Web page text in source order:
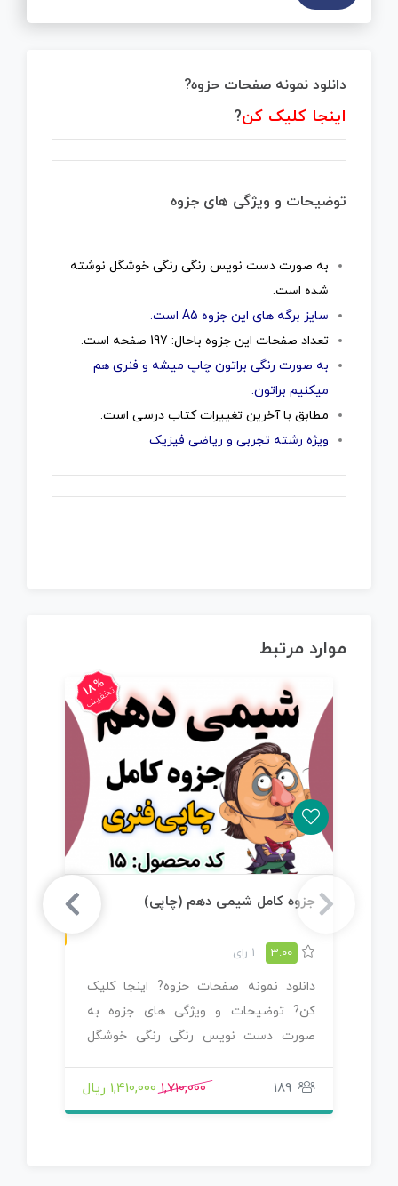
دانلود نمونه صفحات حزوه?
اینجا کلیک کن?
توضیحات و ویژگی های جزوه
به صورت دست نویس رنگی رنگی خوشگل نوشته
شده است.
سایز برگه های این جزوه A5 است.
تعداد صفحات این جزوه باحال: 197 صفحه است.
به صورت رنگی براتون چاپ میشه و فنری هم
میکنیم براتون.
مطابق با آخرین تغییرات کتاب درسی است.
ویژه رشته تجربی و ریاضی فیزیک
موارد مرتبط
18%
تخفیف
جزوه کامل شیمی دهم (چاپی) چاپی رنگی
3.00 1 رای
دانلود نمونه صفحات حزوه? اینجا کلیک
کن? توضیحات و ویژگی های جزوه به
صورت دست نویس رنگی رنگی خوشگل
189
1,710,000 1,410,000 ریال